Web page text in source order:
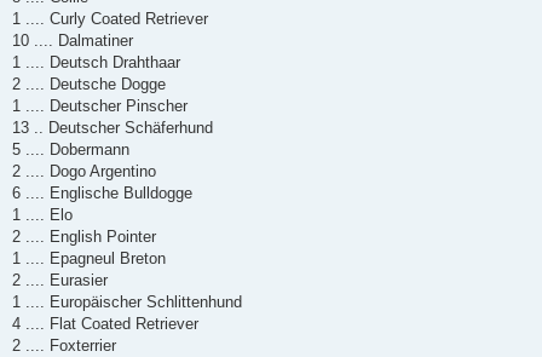
1 .... Curly Coated Retriever
10 .... Dalmatiner
1 .... Deutsch Drahthaar
2 .... Deutsche Dogge
1 .... Deutscher Pinscher
13 .. Deutscher Schäferhund
5 .... Dobermann
2 .... Dogo Argentino
6 .... Englische Bulldogge
1 .... Elo
2 .... English Pointer
1 .... Epagneul Breton
2 .... Eurasier
1 .... Europäischer Schlittenhund
4 .... Flat Coated Retriever
2 .... Foxterrier